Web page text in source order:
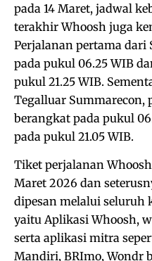
pada 14 Maret, jadwal
terakhir Whoosh juga
Perjalanan pertama
pada pukul 06.25 WIB
pukul 21.25 WIB.
Tegalluar Summarecon,
berangkat pada pukul
pada pukul 21.05 WIB.
Tiket perjalanan
Maret 2026 dan
dipesan melalui seluruh
yaitu Aplikasi Whoosh,
serta aplikasi mitra
Mandiri, BRImo, Wondr